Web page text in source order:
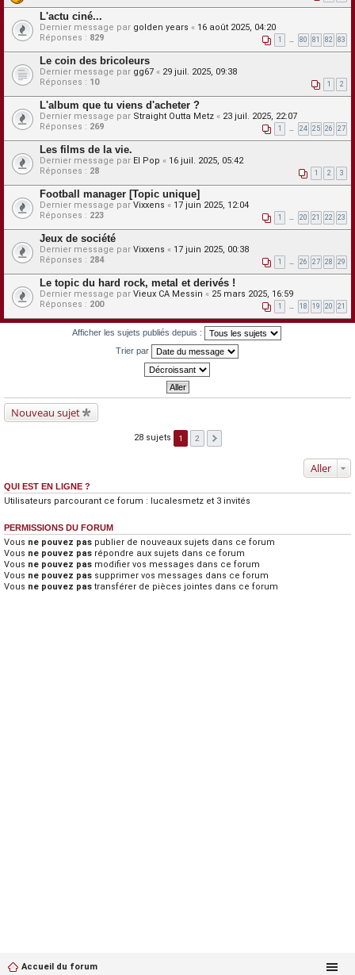
L'actu ciné...
Dernier message par golden years « 16 août 2025, 04:20
Réponses : 829 1 … 80 81 82 83
Le coin des bricoleurs
Dernier message par gg67 « 29 juil. 2025, 09:38
Réponses : 10 1 2
L'album que tu viens d'acheter ?
Dernier message par Straight Outta Metz « 23 juil. 2025, 22:07
Réponses : 269 1 … 24 25 26 27
Les films de la vie.
Dernier message par El Pop « 16 juil. 2025, 05:42
Réponses : 28 1 2 3
Football manager [Topic unique]
Dernier message par Vixxens « 17 juin 2025, 12:04
Réponses : 223 1 … 20 21 22 23
Jeux de société
Dernier message par Vixxens « 17 juin 2025, 00:38
Réponses : 284 1 … 26 27 28 29
Le topic du hard rock, metal et derivés !
Dernier message par Vieux CA Messin « 25 mars 2025, 16:59
Réponses : 200 1 … 18 19 20 21
Afficher les sujets publiés depuis :
Trier par
Nouveau sujet
28 sujets 1 2
Aller
QUI EST EN LIGNE ?
Utilisateurs parcourant ce forum : lucalesmetz et 3 invités
PERMISSIONS DU FORUM
Vous ne pouvez pas publier de nouveaux sujets dans ce forum
Vous ne pouvez pas répondre aux sujets dans ce forum
Vous ne pouvez pas modifier vos messages dans ce forum
Vous ne pouvez pas supprimer vos messages dans ce forum
Vous ne pouvez pas transférer de pièces jointes dans ce forum
Accueil du forum